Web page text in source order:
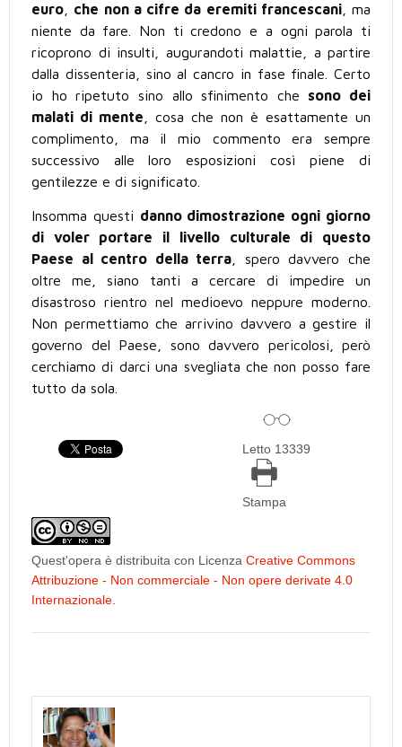
euro
che non a cifre da eremiti francescani, ma
niente da fare. Non ti credono e a ogni parola ti
ricoprono di insulti, augurandoti malattie, a partire
dalla dissenteria, sino al cancro in fase finale. Certo
io ho ripetuto sino allo sfinimento che sono dei
malati di mente , cosa che non è esattamente un
complimento, ma il mio commento era sempre
successivo alle loro esposizioni così piene di
gentilezze e di significato.
Insomma questi danno dimostrazione ogni giorno
di voler portare il livello culturale di questo
Paese al centro della terra , spero davvero che
oltre me, siano tanti a cercare di impedire un
disastroso rientro nel medioevo neppure moderno.
Non permettiamo che arrivino davvero a gestire il
governo del Paese, sono davvero pericolosi, però
cerchiamo di darci una svegliata che non posso fare
tutto da sola.
Letto 13339
Stampa
Quest'opera è distribuita con Licenza Creative Commons
Attribuzione - Non commerciale - Non opere derivate 4.0
Internazionale.